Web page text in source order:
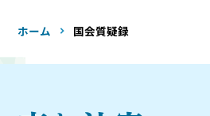
ホーム 国会質疑録